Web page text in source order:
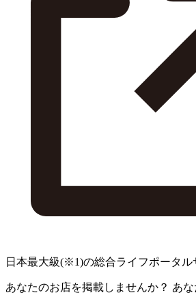
日本最大級(※1)の総合ライフポータル
あなたのお店を掲載しませんか？ あ